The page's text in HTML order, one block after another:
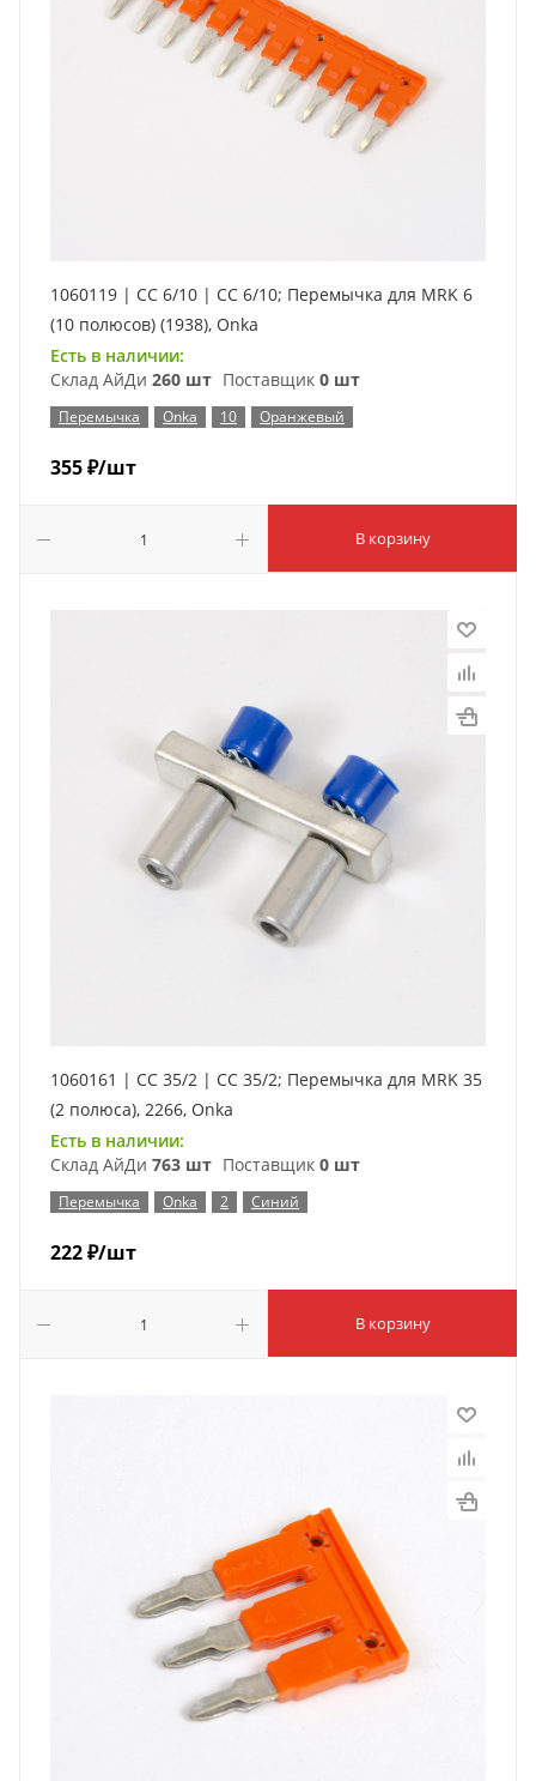
1060119 | CC 6/10 | CC 6/10; Перемычка для MRK 6
(10 полюсов) (1938), Onka
Есть в наличии:
Склад АйДи 260 шт Поставщик 0 шт
Перемычка Onka 10 Оранжевый
355₽/шт
В корзину
1060161 | CC 35/2 | CC 35/2; Перемычка для MRK 35
(2 полюса), 2266, Onka
Есть в наличии:
Склад АйДи 763 шт Поставщик 0 шт
Перемычка Onka 2 Синий
222₽/шт
В корзину